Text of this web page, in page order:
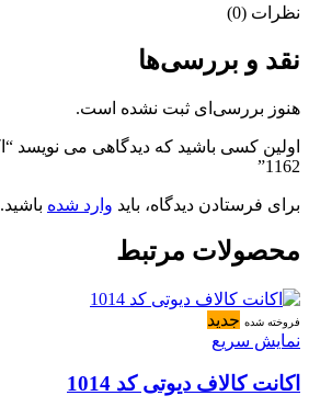
نظرات (0)
نقد و بررسی‌ها
هنوز بررسی‌ای ثبت نشده است.
اولین کسی باشید که دیدگاهی می نویسد
1162”
برای فرستادن دیدگاه، باید وارد شده باشید.
محصولات مرتبط
فروخته شده جدید
نمایش سریع
اکانت کالاف دیوتی کد 1014